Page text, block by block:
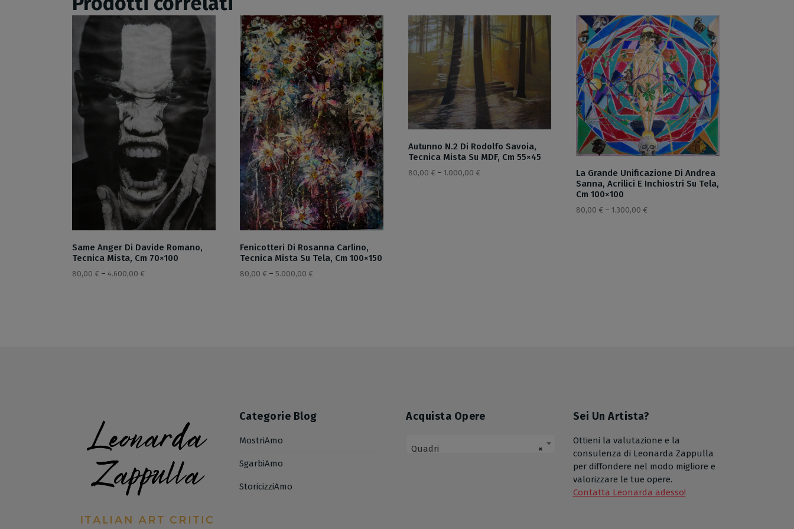
Same Anger Di Davide Romano,
Tecnica Mista, Cm 70×100
80,00 € – 4.600,00 €
Fenicotteri Di Rosanna Carlino,
Tecnica Mista Su Tela, Cm 100×150
80,00 € –5.000,00 €
Autunno N.2 Di Rodolfo Savoia,
Tecnica Mista Su MDF, Cm 55×45
80,00 € – 1.000,00 €
La Grande Unificazione Di Andrea
Sanna, Acrilici E Inchiostri Su Tela,
Cm 100×100
80,00 € –1.300,00 €
Categorie Blog
MostriAmo
SgarbiAmo
StoricizziAmo
Acquista Opere
×
Quadri
Sei Un Artista?
Ottieni la valutazione e la
consulenza di Leonarda Zappulla
per diffondere nel modo migliore e
valorizzare le tue opere.
Contatta Leonarda adesso!